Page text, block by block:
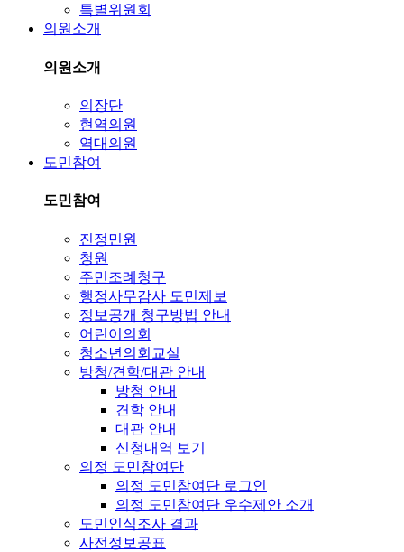
특별위원회
의원소개
의원소개
의장단
현역의원
역대의원
도민참여
도민참여
진정민원
청원
주민조례청구
행정사무감사 도민제보
정보공개 청구방법 안내
어린이의회
청소년의회교실
방청/견학/대관 안내
방청 안내
견학 안내
대관 안내
신청내역 보기
의정 도민참여단
의정 도민참여단 로그인
의정 도민참여단 우수제안 소개
도민인식조사 결과
사전정보공표